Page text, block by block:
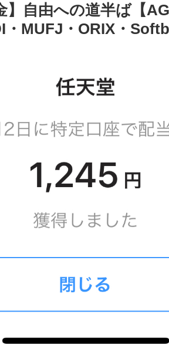
】自由への道半ば【
MUFJ・ORIX・